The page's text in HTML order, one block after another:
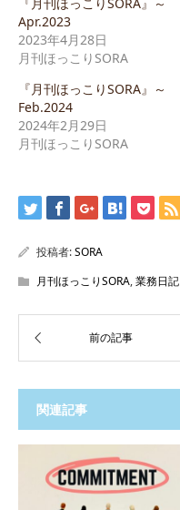
Apr.2023
2023年4月28日
月刊ほっこりSORA
『月刊ほっこりSORA』～
Feb.2024
2024年2月29日
月刊ほっこりSORA
投稿者:SORA
月刊ほっこりSORA,業務日記
関連記事